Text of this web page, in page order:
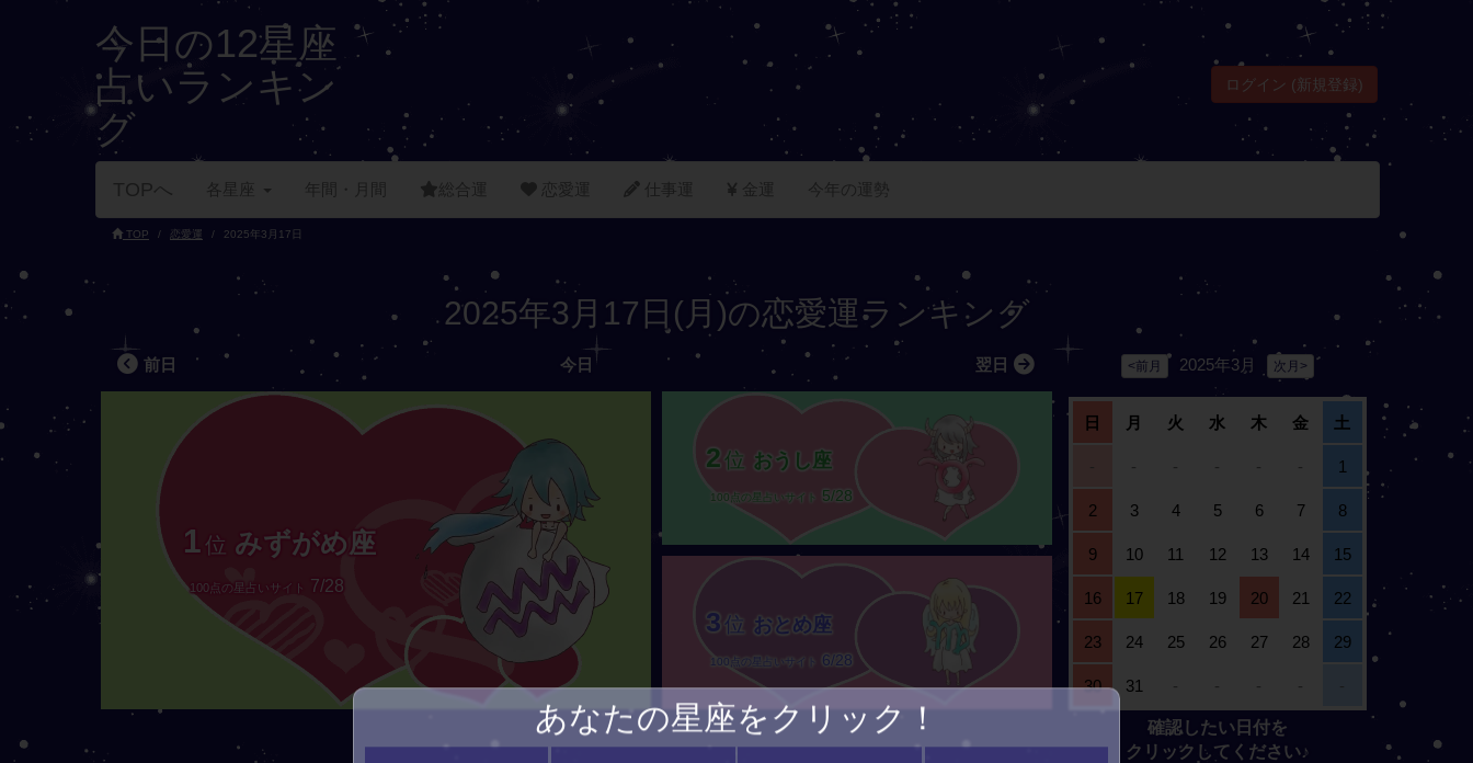
あなたの星座をクリック！
今日の12星座
占いランキン
グ
ログイン (新規登録)
TOPへ 各星座 年間・月間 総合運 恋愛運 仕事運 金運 今年の運勢
TOP 恋愛運 2025年3月17日
2025年3月17日(月)の恋愛運ランキング
前日 今日 翌日
1位 みずがめ座
100点の星占いサイト 7/28
2位 おうし座
100点の星占いサイト 5/28
3位 おとめ座
100点の星占いサイト 6/28
<前月 2025年3月 次月>
日 月 火 水 木 金 土
- - - - - - 1
2 3 4 5 6 7 8
9 10 11 12 13 14 15
16 17 18 19 20 21 22
23 24 25 26 27 28 29
30 31 - - - - -
確認したい日付を
クリックしてください♪